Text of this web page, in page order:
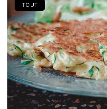
TOUT